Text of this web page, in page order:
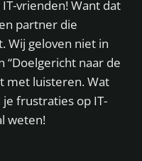
vrienden! Want dat
partner die
Wij geloven niet in
“Doelgericht naar de
met luisteren. Wat
frustraties op IT-
weten!